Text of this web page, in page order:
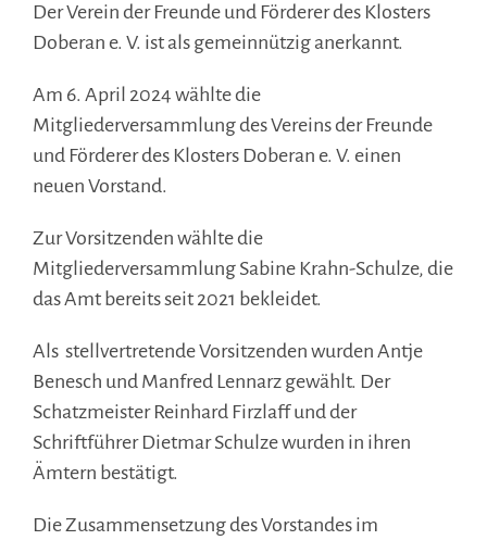
Der Verein der Freunde und Förderer des Klosters
Doberan e. V. ist als gemeinnützig anerkannt.
Am 6. April 2024 wählte die
Mitgliederversammlung des Vereins der Freunde
und Förderer des Klosters Doberan e. V. einen
neuen Vorstand.
Zur Vorsitzenden wählte die
Mitgliederversammlung Sabine Krahn-Schulze, die
das Amt bereits seit 2021 bekleidet.
Als stellvertretende Vorsitzenden wurden Antje
Benesch und Manfred Lennarz gewählt. Der
Schatzmeister Reinhard Firzlaff und der
Schriftführer Dietmar Schulze wurden in ihren
Ämtern bestätigt.
Die Zusammensetzung des Vorstandes im